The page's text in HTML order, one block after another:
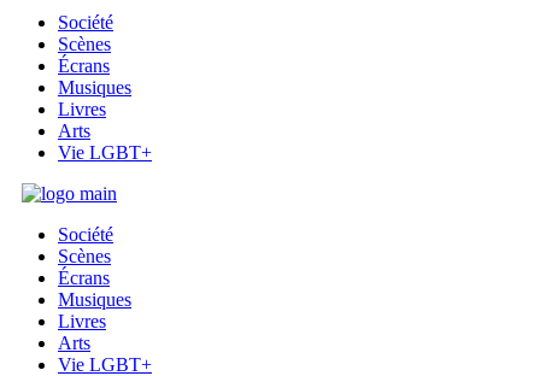
Société
Scènes
Écrans
Musiques
Livres
Arts
Vie LGBT+
Société
Scènes
Écrans
Musiques
Livres
Arts
Vie LGBT+